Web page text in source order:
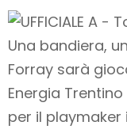
Una bandiera,
Forray sarà
Energia
per il